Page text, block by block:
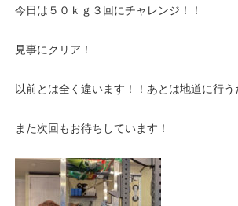
今日は５０ｋｇ３回にチャレンジ！！
見事にクリア！
以前とは全く違います！！あとは地道に行う
また次回もお待ちしています！